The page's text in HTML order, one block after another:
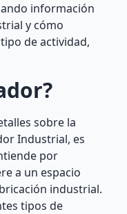
información
y cómo
de actividad,
sobre la
Industrial, es
por
a un espacio
industrial.
tipos de